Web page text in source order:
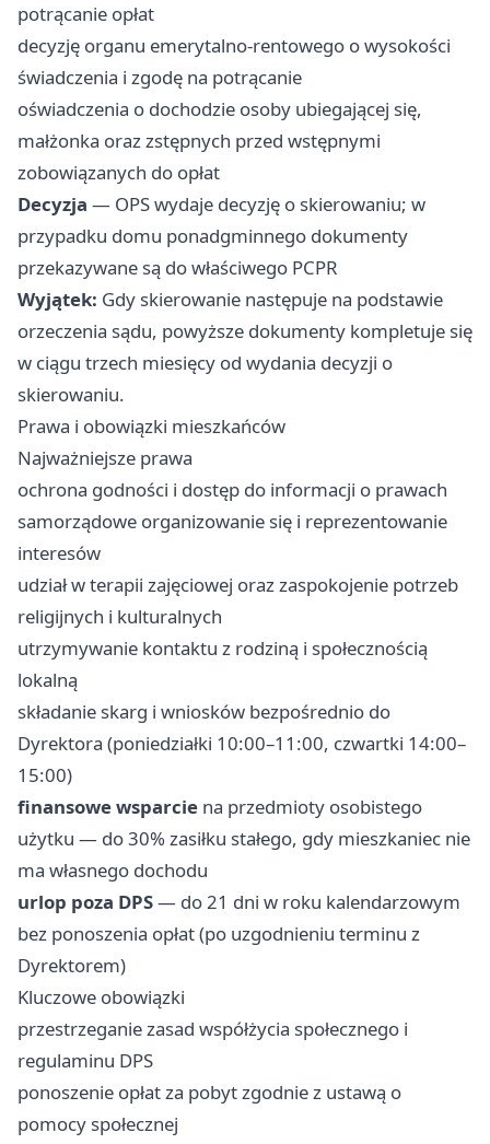
potrącanie opłat
decyzję organu emerytalno-rentowego o wysokości
świadczenia i zgodę na potrącanie
oświadczenia o dochodzie osoby ubiegającej się,
małżonka oraz zstępnych przed wstępnymi
zobowiązanych do opłat
Decyzja — OPS wydaje decyzję o skierowaniu; w
przypadku domu ponadgminnego dokumenty
przekazywane są do właściwego PCPR
Wyjątek: Gdy skierowanie następuje na podstawie
orzeczenia sądu, powyższe dokumenty kompletuje się
w ciągu trzech miesięcy od wydania decyzji o
skierowaniu.
Prawa i obowiązki mieszkańców
Najważniejsze prawa
ochrona godności i dostęp do informacji o prawach
samorządowe organizowanie się i reprezentowanie
interesów
udział w terapii zajęciowej oraz zaspokojenie potrzeb
religijnych i kulturalnych
utrzymywanie kontaktu z rodziną i społecznością
lokalną
składanie skarg i wniosków bezpośrednio do
Dyrektora (poniedziałki 10:00–11:00, czwartki 14:00–
15:00)
finansowe wsparcie na przedmioty osobistego
użytku — do 30% zasiłku stałego, gdy mieszkaniec nie
ma własnego dochodu
urlop poza DPS— do 21 dni w roku kalendarzowym
bez ponoszenia opłat (po uzgodnieniu terminu z
Dyrektorem)
Kluczowe obowiązki
przestrzeganie zasad współżycia społecznego i
regulaminu DPS
ponoszenie opłat za pobyt zgodnie z ustawą o
pomocy społecznej